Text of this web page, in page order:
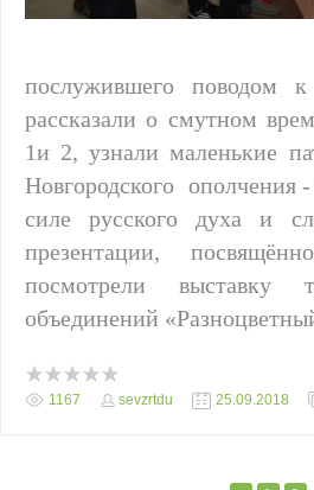
послужившего поводом
рассказали о смутном
1и 2, узнали маленькие
Новгородского
силе русского духа и
презентации,
посмотрели выставку
объединений
1167 sevzrtdu 25.09.2018